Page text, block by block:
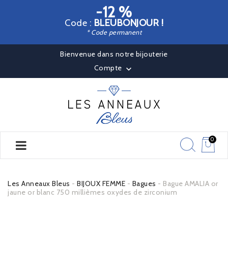
-12 %
Code : BLEUBONJOUR !
* Code permanent
Bienvenue dans notre bijouterie
Compte 
0
Les Anneaux Bleus BIJOUX FEMME Bagues
Bague AMALIA or
jaune or blanc 750 millièmes oxydes de zirconium